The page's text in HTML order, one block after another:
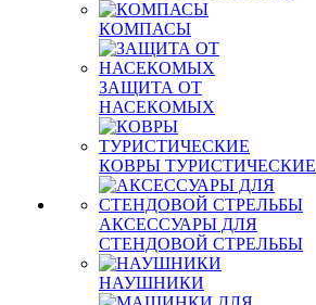
КОМПАСЫ
ЗАЩИТА ОТ
НАСЕКОМЫХ
КОВРЫ ТУРИСТИЧЕСКИЕ
АКСЕССУАРЫ ДЛЯ
СТЕНДОВОЙ СТРЕЛЬБЫ
НАУШНИКИ